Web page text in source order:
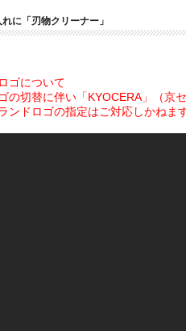
に「刃物クリーナー」
ゴについて
の切替に伴い「KYOCERA」（京
ンドロゴの指定はご対応しかねま